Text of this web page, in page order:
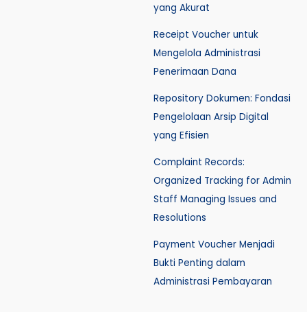
yang Akurat
Receipt Voucher untuk
Mengelola Administrasi
Penerimaan Dana
Repository Dokumen: Fondasi
Pengelolaan Arsip Digital
yang Efisien
Complaint Records:
Organized Tracking for Admin
Staff Managing Issues and
Resolutions
Payment Voucher Menjadi
Bukti Penting dalam
Administrasi Pembayaran